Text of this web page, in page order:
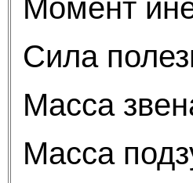
Сила
Масса
Масса